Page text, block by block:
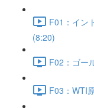
F01：イン
(8:20)
F02：ゴー
F03：WTI